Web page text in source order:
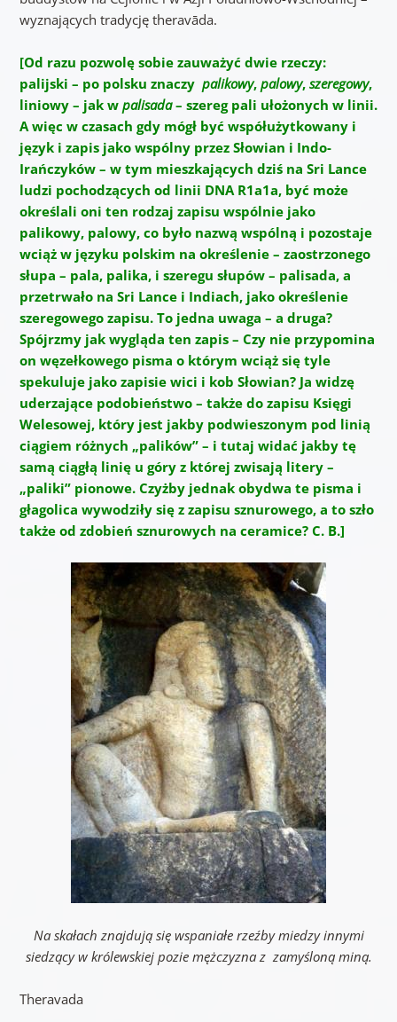
wyznających tradycję theravāda.
[Od razu pozwolę sobie zauważyć dwie rzeczy:
palijski – po polsku znaczy palikowy, palowy, szeregowy,
liniowy – jak wpalisada– szereg pali ułożonych w linii.
A więc w czasach gdy mógł być współużytkowany i
język i zapis jako wspólny przez Słowian i Indo-
Irańczyków – w tym mieszkających dziś na Sri Lance
ludzi pochodzących od linii DNA R1a1a, być może
określali oni ten rodzaj zapisu wspólnie jako
palikowy, palowy, co było nazwą wspólną i pozostaje
wciąż w języku polskim na określenie – zaostrzonego
słupa – pala, palika, i szeregu słupów – palisada, a
przetrwało na Sri Lance i Indiach, jako określenie
szeregowego zapisu. To jedna uwaga – a druga?
Spójrzmy jak wygląda ten zapis – Czy nie przypomina
on węzełkowego pisma o którym wciąż się tyle
spekuluje jako zapisie wici i kob Słowian? Ja widzę
uderzające podobieństwo – także do zapisu Księgi
Welesowej, który jest jakby podwieszonym pod linią
ciągiem różnych „palików” – i tutaj widać jakby tę
samą ciągłą linię u góry z której zwisają litery –
„paliki” pionowe. Czyżby jednak obydwa te pisma i
głagolica wywodziły się z zapisu sznurowego, a to szło
także od zdobień sznurowych na ceramice? C. B.]
Na skałach znajdują się wspaniałe rzeźby miedzy innymi
siedzący w królewskiej pozie mężczyzna z zamyśloną miną.
Theravada